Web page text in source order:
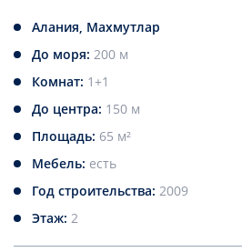
Алания, Махмутлар
До моря: 200 м
Комнат: 1+1
До центра: 150 м
Площадь: 65 м²
Мебель: есть
Год строительства: 2009
Этаж: 2